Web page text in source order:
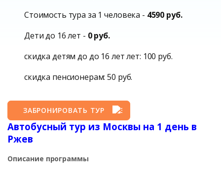
Стоимость тура за 1 человека - 4590 руб.
Дети до 16 лет - 0 руб.
скидка детям до до 16 лет лет: 100 руб.
скидка пенсионерам: 50 руб.
ЗАБРОНИРОВАТЬ ТУР
Автобусный тур из Москвы на 1 день в
Ржев
Описание программы